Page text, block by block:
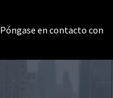
Póngase en contacto con